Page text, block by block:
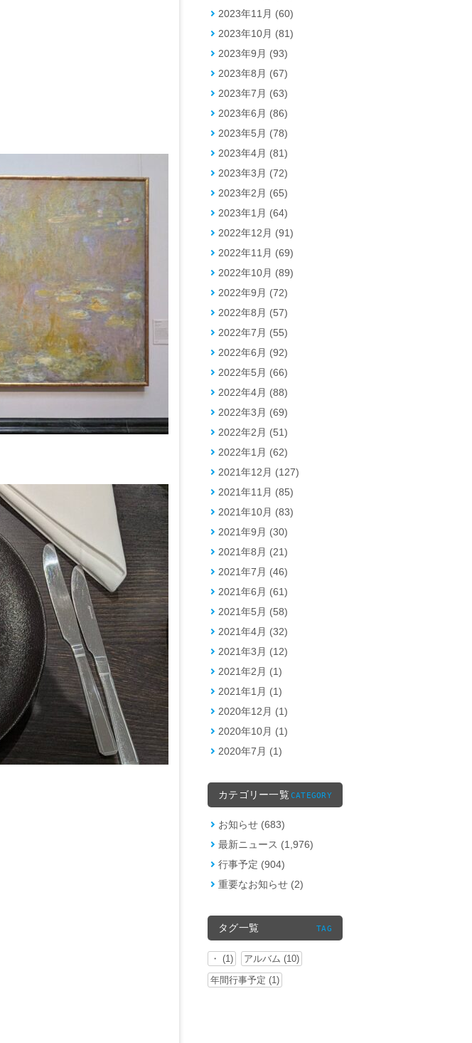
2023年11月 (60)
2023年10月 (81)
2023年9月 (93)
2023年8月 (67)
2023年7月 (63)
2023年6月 (86)
2023年5月 (78)
2023年4月 (81)
2023年3月 (72)
2023年2月 (65)
2023年1月 (64)
2022年12月 (91)
2022年11月 (69)
2022年10月 (89)
2022年9月 (72)
2022年8月 (57)
2022年7月 (55)
2022年6月 (92)
2022年5月 (66)
2022年4月 (88)
2022年3月 (69)
2022年2月 (51)
2022年1月 (62)
2021年12月 (127)
2021年11月 (85)
2021年10月 (83)
2021年9月 (30)
2021年8月 (21)
2021年7月 (46)
2021年6月 (61)
2021年5月 (58)
2021年4月 (32)
2021年3月 (12)
2021年2月 (1)
2021年1月 (1)
2020年12月 (1)
2020年10月 (1)
2020年7月 (1)
カテゴリー一覧 CATEGORY
お知らせ (683)
最新ニュース (1,976)
行事予定 (904)
重要なお知らせ (2)
タグ一覧 TAG
・ (1)
アルバム (10)
年間行事予定 (1)